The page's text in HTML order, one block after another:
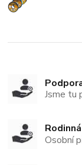
Jsme tu
Osobní